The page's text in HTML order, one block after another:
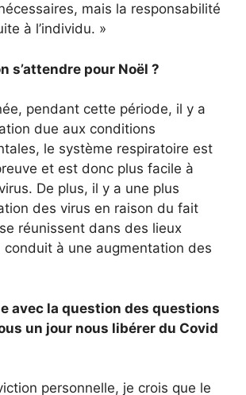
mais la responsabilité
à l’individu. »
s’attendre pour Noël ?
pendant cette période, il y a
due aux conditions
le système respiratoire est
et est donc plus facile à
De plus, il y a une plus
des virus en raison du fait
réunissent dans des lieux
conduit à une augmentation des
avec la question des questions
un jour nous libérer du Covid
personnelle, je crois que le